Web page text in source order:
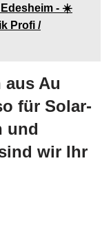
- ☀️
Profi /
aus Au
für Solar-
und
wir Ihr